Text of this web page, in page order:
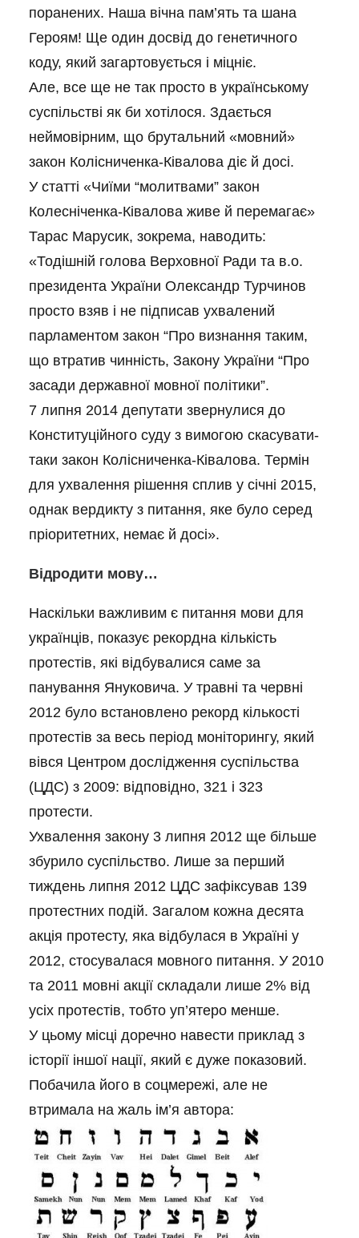
поранених. Наша вічна пам’ять та шана
Героям! Ще один досвід до генетичного
коду, який загартовується і міцніє.
Але, все ще не так просто в українському
суспільстві як би хотілося. Здається
неймовірним, що брутальний «мовний»
закон Колісниченка-Ківалова діє й досі.
У статті «Чиїми “молитвами” закон
Колесніченка-Ківалова живе й перемагає»
Тарас Марусик, зокрема, наводить:
«Тодішній голова Верховної Ради та в.о.
президента України Олександр Турчинов
просто взяв і не підписав ухвалений
парламентом закон “Про визнання таким,
що втратив чинність, Закону України “Про
засади державної мовної політики”.
7 липня 2014 депутати звернулися до
Конституційного суду з вимогою скасувати-
таки закон Колісниченка-Ківалова. Термін
для ухвалення рішення сплив у січні 2015,
однак вердикту з питання, яке було серед
пріоритетних, немає й досі».
Відродити мову…
Наскільки важливим є питання мови для
українців, показує рекордна кількість
протестів, які відбувалися саме за
панування Януковича. У травні та червні
2012 було встановлено рекорд кількості
протестів за весь період моніторингу, який
вівся Центром дослідження суспільства
(ЦДС) з 2009: відповідно, 321 і 323
протести.
Ухвалення закону 3 липня 2012 ще більше
збурило суспільство. Лише за перший
тиждень липня 2012 ЦДС зафіксував 139
протестних подій. Загалом кожна десята
акція протесту, яка відбулася в Україні у
2012, стосувалася мовного питання. У 2010
та 2011 мовні акції складали лише 2% від
усіх протестів, тобто уп’ятеро менше.
У цьому місці доречно навести приклад з
історії іншої нації, який є дуже показовий.
Побачила його в соцмережі, але не
втримала на жаль ім’я автора: